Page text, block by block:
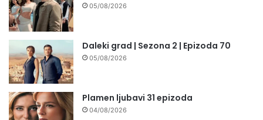
05/08/2026
Daleki grad | Sezona 2 | Epizoda 70
05/08/2026
Plamen ljubavi 31 epizoda
04/08/2026